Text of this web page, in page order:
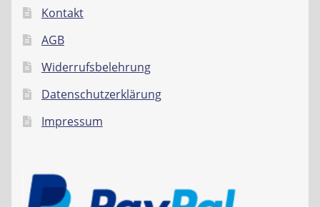
Kontakt
AGB
Widerrufsbelehrung
Datenschutzerklärung
Impressum